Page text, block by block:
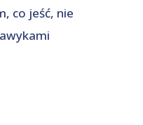
co jeść, nie